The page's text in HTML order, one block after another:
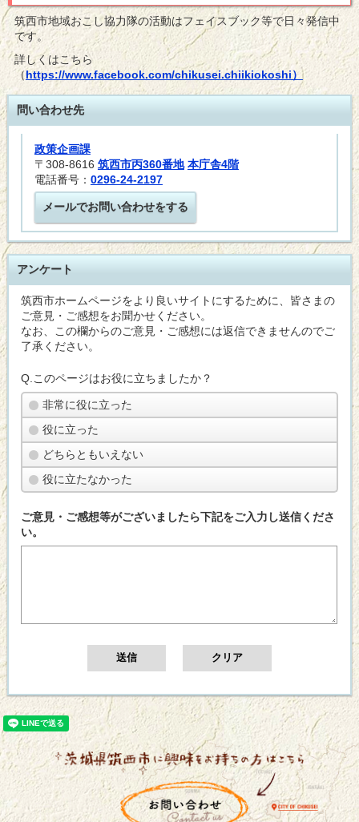
筑西市地域おこし協力隊の活動はフェイスブック等で日々発信中
です。
詳しくはこちら
（https://www.facebook.com/chikusei.chiikiokoshi）
問い合わせ先
政策企画課
〒308-8616 筑西市丙360番地 本庁舎4階
電話番号： 0296-24-2197
メールでお問い合わせをする
アンケート
筑西市ホームページをより良いサイトにするために、皆さまの
ご意見・ご感想をお聞かせください。
なお、この欄からのご意見・ご感想には返信できませんのでご
了承ください。
Q.このページはお役に立ちましたか？
非常に役に立った
役に立った
どちらともいえない
役に立たなかった
ご意見・ご感想等がございましたら下記をご入力し送信くださ
い。